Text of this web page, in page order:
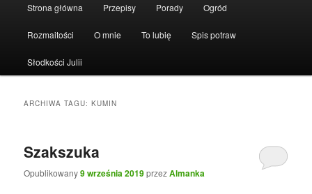
Strona główna Przepisy Porady Ogród
Rozmaitości O mnie To lubię Spis potraw
Słodkości Julii
ARCHIWA TAGU:KUMIN
Szakszuka
Opublikowany9 września 2019przezAlmanka